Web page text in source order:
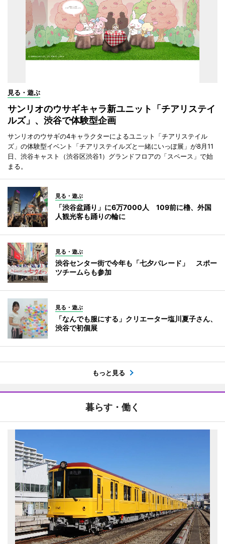
見る・遊ぶ
サンリオのウサギキャラ新ユニット「チアリステイ
ルズ」、渋谷で体験型企画
サンリオのウサギの4キャラクターによるユニット「チアリステイル
ズ」の体験型イベント「チアリステイルズと一緒にいっぽ展」が8月11
日、渋谷キャスト（渋谷区渋谷1）グランドフロアの「スペース」で始
まる。
見る・遊ぶ
「渋谷盆踊り」に6万7000人 109前に櫓、外国
人観光客も踊りの輪に
見る・遊ぶ
渋谷センター街で今年も「七夕パレード」 スポー
ツチームらも参加
見る・遊ぶ
「なんでも服にする」クリエーター塩川夏子さん、
渋谷で初個展
もっと見る
暮らす・働く